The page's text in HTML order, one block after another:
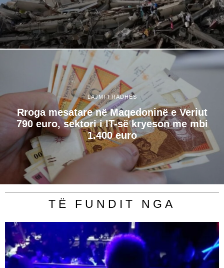
LAJMI I RADHËS
Rroga mesatare në Maqedoninë e Veriut
790 euro, sektori i IT-së kryeson me mbi
1.400 euro
TË FUNDIT NGA